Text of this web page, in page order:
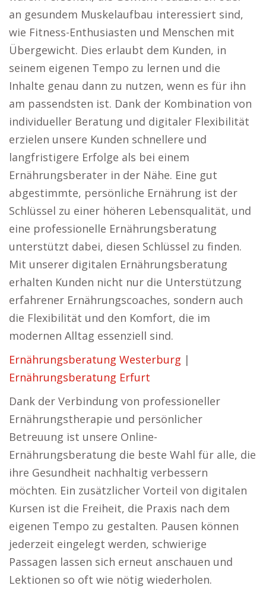
an gesundem Muskelaufbau interessiert sind,
wie Fitness-Enthusiasten und Menschen mit
Übergewicht. Dies erlaubt dem Kunden, in
seinem eigenen Tempo zu lernen und die
Inhalte genau dann zu nutzen, wenn es für ihn
am passendsten ist. Dank der Kombination von
individueller Beratung und digitaler Flexibilität
erzielen unsere Kunden schnellere und
langfristigere Erfolge als bei einem
Ernährungsberater in der Nähe. Eine gut
abgestimmte, persönliche Ernährung ist der
Schlüssel zu einer höheren Lebensqualität, und
eine professionelle Ernährungsberatung
unterstützt dabei, diesen Schlüssel zu finden.
Mit unserer digitalen Ernährungsberatung
erhalten Kunden nicht nur die Unterstützung
erfahrener Ernährungscoaches, sondern auch
die Flexibilität und den Komfort, die im
modernen Alltag essenziell sind.
Ernährungsberatung Westerburg |
Ernährungsberatung Erfurt
Dank der Verbindung von professioneller
Ernährungstherapie und persönlicher
Betreuung ist unsere Online-
Ernährungsberatung die beste Wahl für alle, die
ihre Gesundheit nachhaltig verbessern
möchten. Ein zusätzlicher Vorteil von digitalen
Kursen ist die Freiheit, die Praxis nach dem
eigenen Tempo zu gestalten. Pausen können
jederzeit eingelegt werden, schwierige
Passagen lassen sich erneut anschauen und
Lektionen so oft wie nötig wiederholen.